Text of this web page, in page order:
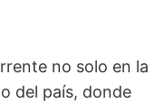
no solo en la
del país, donde